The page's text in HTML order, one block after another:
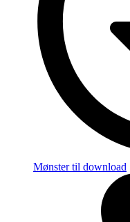
Mønster til download